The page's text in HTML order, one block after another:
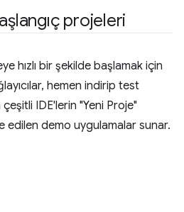
projeleri
hızlı bir şekilde başlamak için
hemen indirip test
IDE'lerin "Yeni Proje"
edilen demo uygulamalar sunar.